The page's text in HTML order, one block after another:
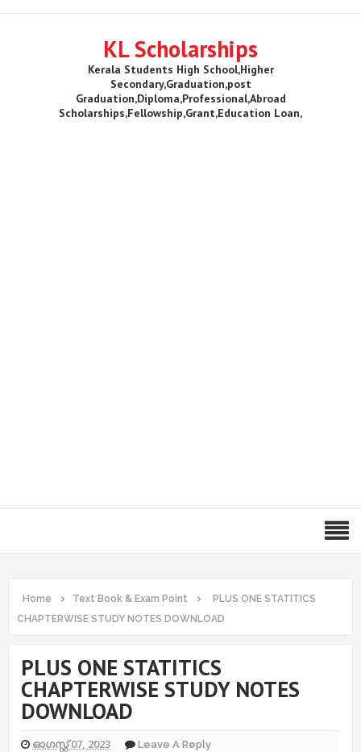
KL Scholarships
Kerala Students High School,Higher
Secondary,Graduation,post
Graduation,Diploma,Professional,Abroad
Scholarships,Fellowship,Grant,Education Loan,
Home Text Book & Exam Point
PLUS ONE STATITICS
CHAPTERWISE STUDY NOTES DOWNLOAD
PLUS ONE STATITICS
CHAPTERWISE STUDY NOTES
DOWNLOAD
ഓഗസ്റ്റ് 07, 2023 Leave A Reply